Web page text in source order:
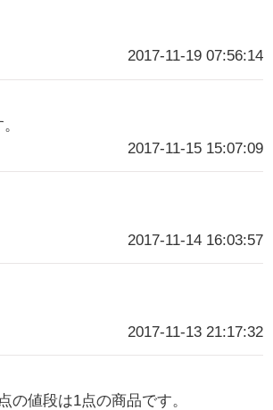
2017-11-19 07:56:14
2017-11-15 15:07:09
2017-11-14 16:03:57
2017-11-13 21:17:32
の値段は1点の商品です。